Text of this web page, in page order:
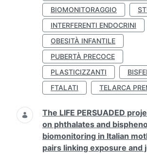
BIOMONITORAGGIO
INTERFERENTI ENDOCRINI
OBESITÀ INFANTILE
PUBERTÀ PRECOCE
PLASTICIZZANTI
FTALATI
TELARCA
The LIFE PERSUADED
on phthalates and
biomonitoring in Italian
pairs linking exposure and